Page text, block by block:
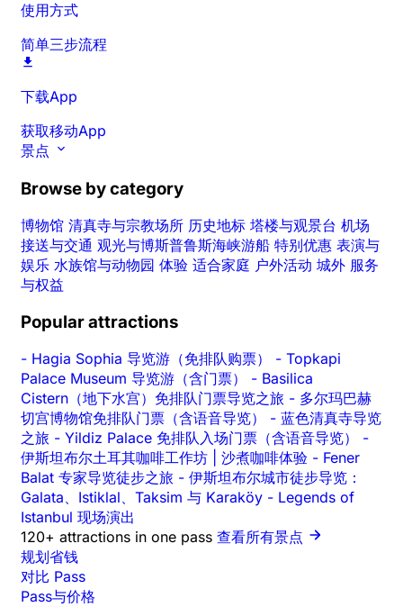
使用方式
简单三步流程
下载App
获取移动App
景点
Browse by category
博物馆 清真寺与宗教场所 历史地标 塔楼与观景台 机场
接送与交通 观光与博斯普鲁斯海峡游船 特别优惠 表演与
娱乐 水族馆与动物园 体验 适合家庭 户外活动 城外 服务
与权益
Popular attractions
- Hagia Sophia 导览游（免排队购票） - Topkapi
Palace Museum 导览游（含门票） - Basilica
Cistern（地下水宫）免排队门票导览之旅 - 多尔玛巴赫
切宫博物馆免排队门票（含语音导览） - 蓝色清真寺导览
之旅 - Yildiz Palace 免排队入场门票（含语音导览） -
伊斯坦布尔土耳其咖啡工作坊 | 沙煮咖啡体验 - Fener
Balat 专家导览徒步之旅 - 伊斯坦布尔城市徒步导览：
Galata、Istiklal、Taksim 与 Karaköy - Legends of
Istanbul 现场演出
120+ attractions in one pass 查看所有景点
规划省钱
对比 Pass
Pass与价格